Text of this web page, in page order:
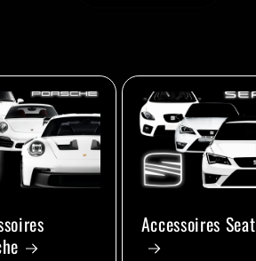
Accessoires Seat